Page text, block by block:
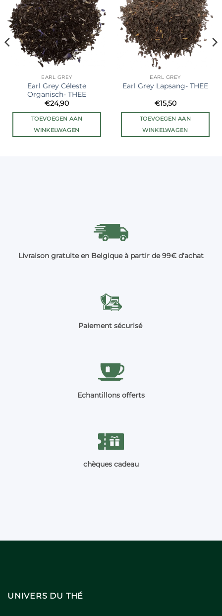
à la liste
de
souhaits
EARL GREY
Earl Grey Céleste
Organisch- THEE
€24,90
TOEVOEGEN AAN
WINKELWAGEN
à la liste
de
souhaits
EARL GREY
Earl Grey Lapsang- THEE
€15,50
TOEVOEGEN AAN
WINKELWAGEN
Livraison gratuite en Belgique à partir de 99€ d'achat
Paiement sécurisé
Echantillons offerts
chèques cadeau
UNIVERS DU THÉ